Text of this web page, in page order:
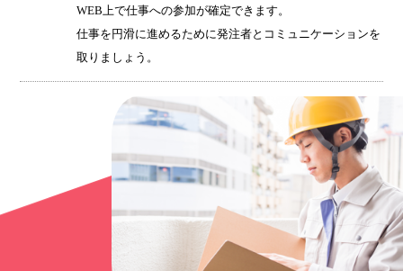
WEB上で仕事への参加が確定できます。
仕事を円滑に進めるために発注者とコミュニケーションを
取りましょう。